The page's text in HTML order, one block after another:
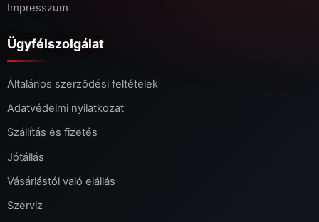
Impresszum
Ügyfélszolgálat
Általános szerződési feltételek
Adatvédelmi nyilatkozat
Szállítás és fizetés
Jótállás
Vásárlástól való elállás
Szerviz